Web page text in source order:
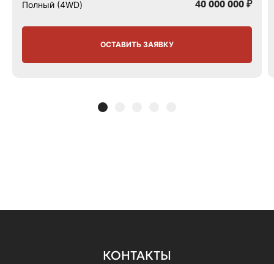
Полный (4WD)
40 000 000 ₽
ОСТАВИТЬ ЗАЯВКУ
КОНТАКТЫ